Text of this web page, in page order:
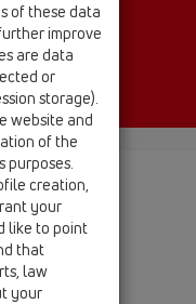
of these data
improve
are data
or
storage).
website and
of the
purposes.
creation,
your
like to point
that
law
your